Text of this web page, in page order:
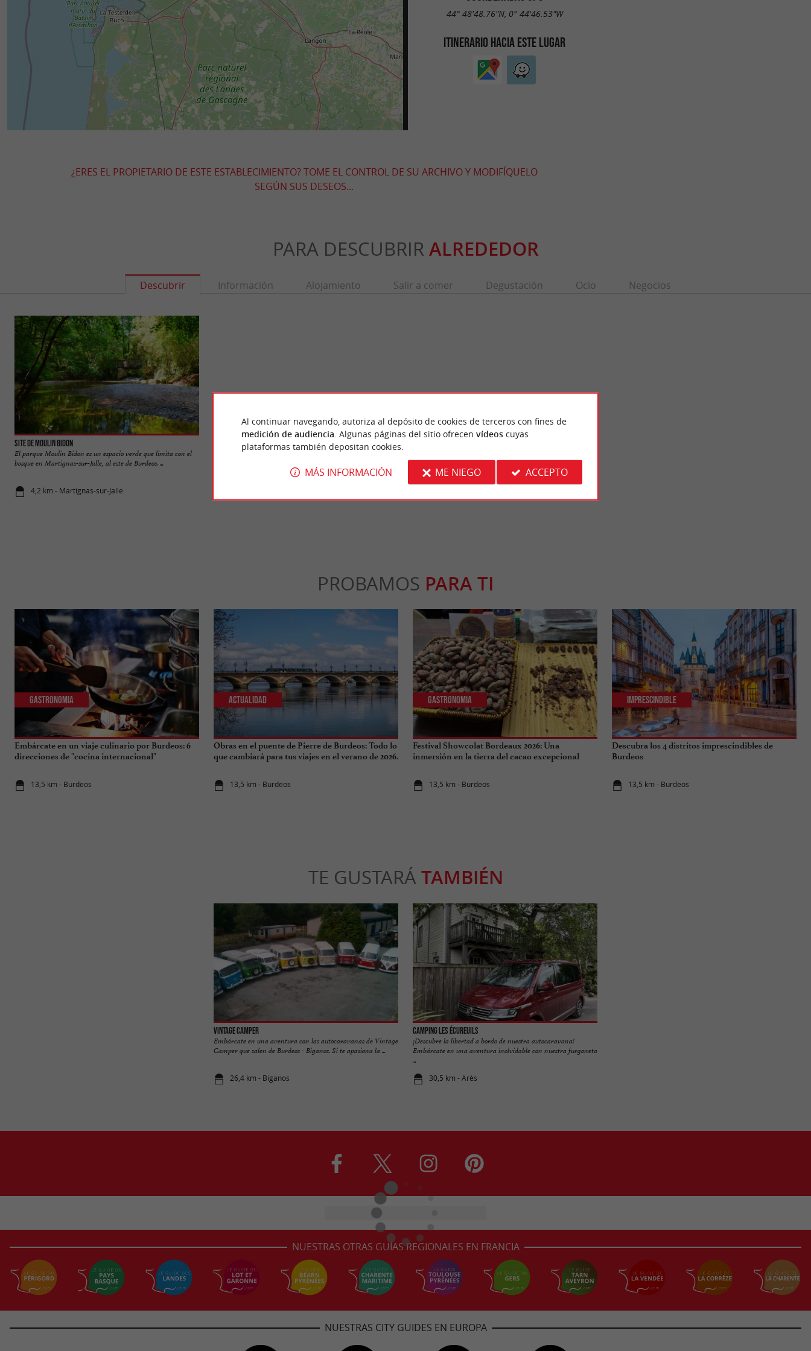
44° 48'48.76"N, 0° 44'46.53"W
ITINERARIO HACIA ESTE LUGAR
¿ERES EL PROPIETARIO DE ESTE ESTABLECIMIENTO? TOME EL CONTROL DE SU ARCHIVO Y MODIFÍQUELO
SEGÚN SUS DESEOS...
PARA DESCUBRIR ALREDEDOR
Descubrir Información Alojamiento Salir a comer Degustación Ocio Negocios
Site de Moulin Bidon
El parque Moulin Bidon es un espacio verde que limita con el
bosque en Martignas-sur-Jalle, al este de Burdeos. ...
4,2 km - Martignas-sur-Jalle
Site du Bourgailh - Pessac
El recinto de Bourgailh en Pessac es un espacio ecológico
neoclásico, rodeada por un parque arbolado, ubicada en la ...
PROBAMOS PARA TI
Embárcate en un viaje culinario por Burdeos: 6
direcciones de "cocina internacional"
13,5 km - Burdeos
Gastronomia
Obras en el puente de Pierre de Burdeos: Todo lo
que cambiará para tus viajes en el verano de 2026.
13,5 km - Burdeos
Actualidad
Festival Showcolat Bordeaux 2026: Una
inmersión en la tierra del cacao excepcional
13,5 km - Burdeos
Gastronomia
Descubra los 4 distritos imprescindibles de
Burdeos
13,5 km - Burdeos
Imprescindible
TE GUSTARÁTAMBIÉN
Vintage Camper
Embárcate en una aventura con las autocaravanas de Vintage
Camper que salen de Burdeos - Biganos. Si te apasiona la ...
26,4 km - Biganos
Camping les Écureuils
¡Descubre la libertad a bordo de nuestra autocaravana!
Embárcate en una aventura inolvidable con nuestra furgoneta
...
30,5 km - Arès
NUESTRAS OTRAS GUÍAS REGIONALES EN FRANCIA
NUESTRAS CITY GUIDES EN EUROPA
Al continuar navegando, autoriza al depósito de cookies de terceros con fines de
medición de audiencia . Algunas páginas del sitio ofrecen vídeoscuyas
plataformas también depositan cookies.
MÁS INFORMACIÓN ME NIEGO ACCEPTO